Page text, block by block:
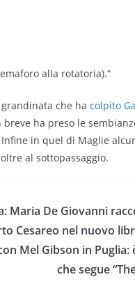
alla rotatoria).”
che ha colpito
breve ha preso le
in quel di Maglie
al sottopassaggio.
Maria De Giovanni
Cesareo nel nuovo
Mel Gibson in Puglia:
che segue